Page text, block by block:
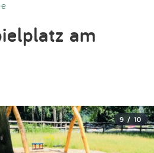
Blog
am
9 / 10